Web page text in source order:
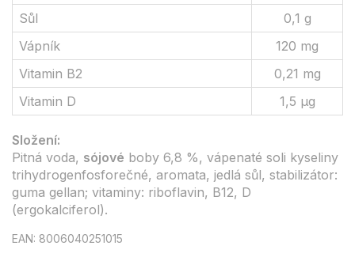
Sůl
0,1 g
Vápník
120 mg
Vitamin B2
0,21 mg
Vitamin D
1,5 µg
Složení:
Pitná voda, sójové boby 6,8 %, vápenaté soli kyseliny
trihydrogenfosforečné, aromata, jedlá sůl, stabilizátor:
guma gellan; vitaminy: riboflavin, B12, D
(ergokalciferol).
EAN: 8006040251015